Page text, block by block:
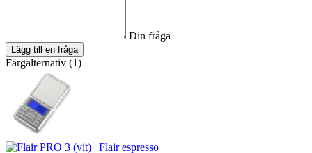
Din fråga
Lägg till en fråga
Färgalternativ (1)